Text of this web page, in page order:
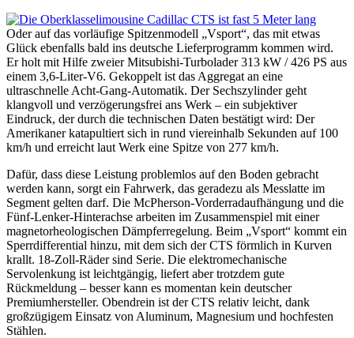
Oder auf das vorläufige Spitzenmodell „Vsport“, das mit etwas
Glück ebenfalls bald ins deutsche Lieferprogramm kommen wird.
Er holt mit Hilfe zweier Mitsubishi-Turbolader 313 kW / 426 PS aus
einem 3,6-Liter-V6. Gekoppelt ist das Aggregat an eine
ultraschnelle Acht-Gang-Automatik. Der Sechszylinder geht
klangvoll und verzögerungsfrei ans Werk – ein subjektiver
Eindruck, der durch die technischen Daten bestätigt wird: Der
Amerikaner katapultiert sich in rund viereinhalb Sekunden auf 100
km/h und erreicht laut Werk eine Spitze von 277 km/h.
Dafür, dass diese Leistung problemlos auf den Boden gebracht
werden kann, sorgt ein Fahrwerk, das geradezu als Messlatte im
Segment gelten darf. Die McPherson-Vorderradaufhängung und die
Fünf-Lenker-Hinterachse arbeiten im Zusammenspiel mit einer
magnetorheologischen Dämpferregelung. Beim „Vsport“ kommt ein
Sperrdifferential hinzu, mit dem sich der CTS förmlich in Kurven
krallt. 18-Zoll-Räder sind Serie. Die elektromechanische
Servolenkung ist leichtgängig, liefert aber trotzdem gute
Rückmeldung – besser kann es momentan kein deutscher
Premiumhersteller. Obendrein ist der CTS relativ leicht, dank
großzügigem Einsatz von Aluminum, Magnesium und hochfesten
Stählen.